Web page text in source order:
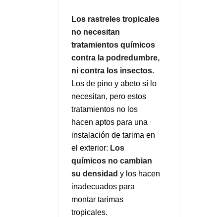
Los rastreles tropicales
no necesitan
tratamientos químicos
contra la podredumbre,
ni contra los insectos.
Los de pino y abeto sí lo
necesitan, pero estos
tratamientos no los
hacen aptos para una
instalación de tarima en
el exterior: Los
químicos no cambian
su densidad y los hacen
inadecuados para
montar tarimas
tropicales.